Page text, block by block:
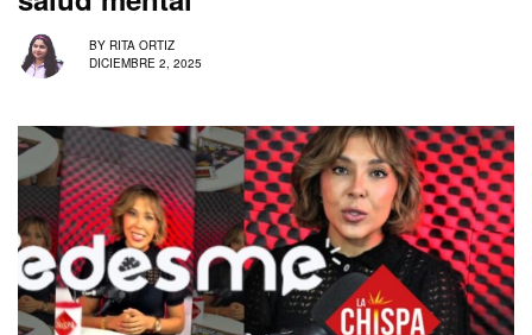
BY RITA ORTIZ
DICIEMBRE 2, 2025